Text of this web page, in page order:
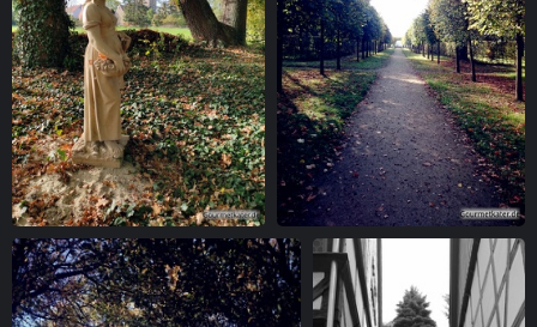
Flora im Park Park-Allee